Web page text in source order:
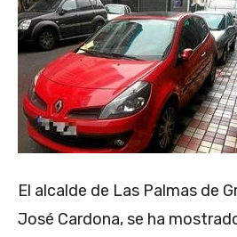
El alcalde de Las Palmas de
José Cardona, se ha